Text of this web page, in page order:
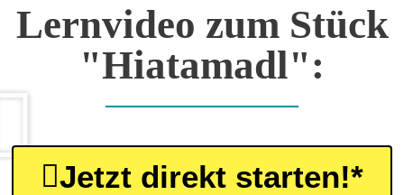
Lernvideo zum Stück
"Hiatamadl":
Jetzt direkt starten!*